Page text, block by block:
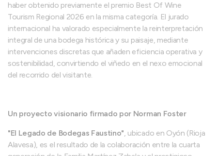
haber obtenido previamente el premio Best Of Wine
Tourism Regional 2026 en la misma categoría. El jurado
internacional ha valorado especialmente la reinterpretación
integral de una bodega histórica y su paisaje, mediante
intervenciones discretas que añaden eficiencia operativa y
sostenibilidad, convirtiendo el viñedo en el nexo emocional
del recorrido del visitante.
Un proyecto visionario firmado por Norman Foster
"El Legado de Bodegas Faustino", ubicado en Oyón (Rioja
Alavesa), es el resultado de la colaboración entre la cuarta